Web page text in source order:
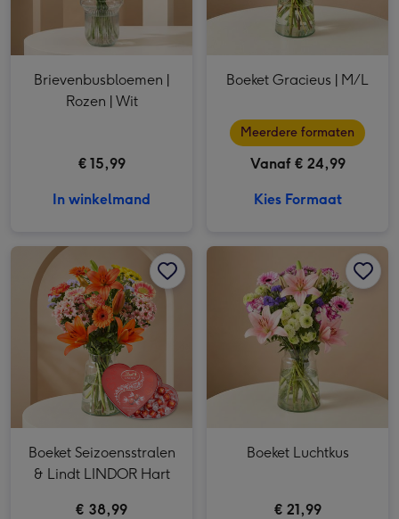
Brievenbusbloemen |
Rozen | Wit
€ 15,99
In winkelmand
Boeket Gracieus | M/L
Meerdere formaten
Vanaf € 24,99
Kies Formaat
Boeket Seizoensstralen & Lindt LINDOR Hart afbeelding 2
Boeket Seizoensstralen
& Lindt LINDOR Hart
€ 38,99
Boeket Luchtkus
€ 21,99